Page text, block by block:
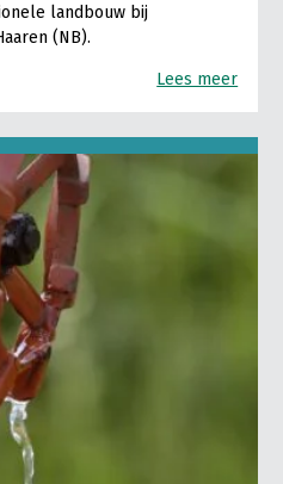
landbouw bij
(NB).
Lees meer